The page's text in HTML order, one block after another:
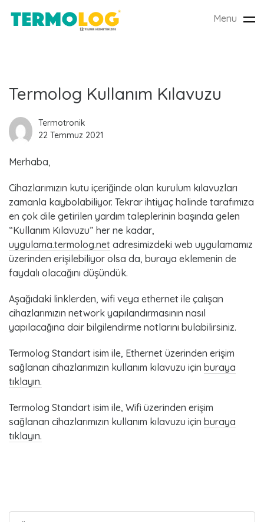
Menu
L
a
t
e
s
t
P
o
s
t
s
Termolog Kullanım Kılavuzu
Termotronik
22 Temmuz 2021
Merhaba,
Cihazlarımızın kutu içeriğinde olan kurulum kılavuzları
zamanla kaybolabiliyor. Tekrar ihtiyaç halinde tarafımıza
en çok dile getirilen yardım taleplerinin başında gelen
“Kullanım Kılavuzu” her ne kadar,
uygulama.termolog.net adresimizdeki web uygulamamız
üzerinden erişilebiliyor olsa da, buraya eklemenin de
faydalı olacağını düşündük.
Aşağıdaki linklerden, wifi veya ethernet ile çalışan
cihazlarımızın network yapılandırmasının nasıl
yapılacağına dair bilgilendirme notlarını bulabilirsiniz.
Termolog Standart isim ile, Ethernet üzerinden erişim
sağlanan cihazlarımızın kullanım kılavuzu için buraya
tıklayın.
Termolog Standart isim ile, Wifi üzerinden erişim
sağlanan cihazlarımızın kullanım kılavuzu için buraya
tıklayın.